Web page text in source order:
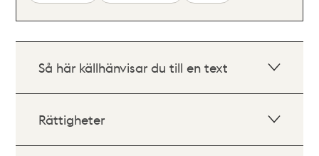
Så här källhänvisar du till en text
Rättigheter